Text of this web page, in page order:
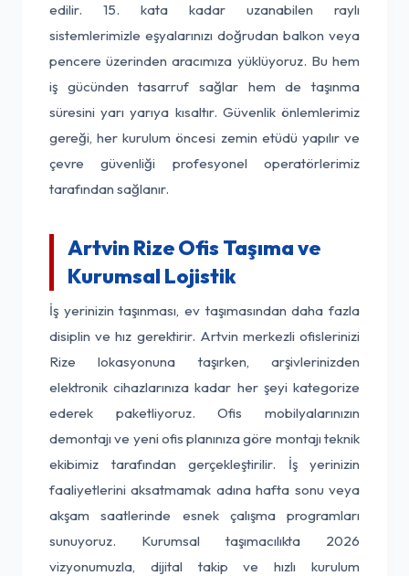
edilir. 15. kata kadar uzanabilen raylı
sistemlerimizle eşyalarınızı doğrudan balkon veya
pencere üzerinden aracımıza yüklüyoruz. Bu hem
iş gücünden tasarruf sağlar hem de taşınma
süresini yarı yarıya kısaltır. Güvenlik önlemlerimiz
gereği, her kurulum öncesi zemin etüdü yapılır ve
çevre güvenliği profesyonel operatörlerimiz
tarafından sağlanır.
Artvin Rize Ofis Taşıma ve
Kurumsal Lojistik
İş yerinizin taşınması, ev taşımasından daha fazla
disiplin ve hız gerektirir. Artvin merkezli ofislerinizi
Rize lokasyonuna taşırken, arşivlerinizden
elektronik cihazlarınıza kadar her şeyi kategorize
ederek paketliyoruz. Ofis mobilyalarınızın
demontajı ve yeni ofis planınıza göre montajı teknik
ekibimiz tarafından gerçekleştirilir. İş yerinizin
faaliyetlerini aksatmamak adına hafta sonu veya
akşam saatlerinde esnek çalışma programları
sunuyoruz. Kurumsal taşımacılıkta 2026
vizyonumuzla, dijital takip ve hızlı kurulum